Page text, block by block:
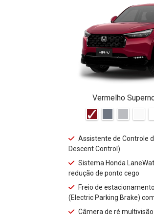
Vermelho
Assistente de Controle
Descent Control)
Sistema Honda
redução de ponto cego
Freio de
(Electric Parking Brake)
Câmera de ré